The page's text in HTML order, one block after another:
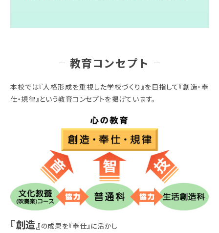
教育コンセプト
本校では『人格形成を重視した学校づくり』を目指して『創造・奉
仕・規律』という教育コンセプトを掲げています。
『創造』の成果を『奉仕』に活かし